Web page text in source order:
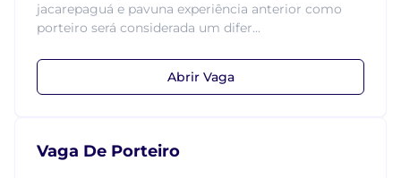
jacarepaguá e pavuna experiência anterior como
porteiro será considerada um difer...
Abrir Vaga
Vaga De Porteiro